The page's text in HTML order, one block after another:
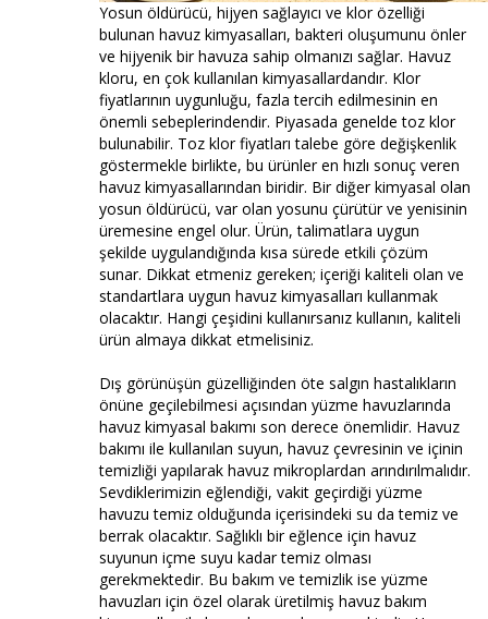
Yosun öldürücü, hijyen sağlayıcı ve klor özelliği
bulunan havuz kimyasalları, bakteri oluşumunu önler
ve hijyenik bir havuza sahip olmanızı sağlar. Havuz
kloru, en çok kullanılan kimyasallardandır. Klor
fiyatlarının uygunluğu, fazla tercih edilmesinin en
önemli sebeplerindendir. Piyasada genelde toz klor
bulunabilir. Toz klor fiyatları talebe göre değişkenlik
göstermekle birlikte, bu ürünler en hızlı sonuç veren
havuz kimyasallarından biridir. Bir diğer kimyasal olan
yosun öldürücü, var olan yosunu çürütür ve yenisinin
üremesine engel olur. Ürün, talimatlara uygun
şekilde uygulandığında kısa sürede etkili çözüm
sunar. Dikkat etmeniz gereken; içeriği kaliteli olan ve
standartlara uygun havuz kimyasalları kullanmak
olacaktır. Hangi çeşidini kullanırsanız kullanın, kaliteli
ürün almaya dikkat etmelisiniz.
Dış görünüşün güzelliğinden öte salgın hastalıkların
önüne geçilebilmesi açısından yüzme havuzlarında
havuz kimyasal bakımı son derece önemlidir. Havuz
bakımı ile kullanılan suyun, havuz çevresinin ve içinin
temizliği yapılarak havuz mikroplardan arındırılmalıdır.
Sevdiklerimizin eğlendiği, vakit geçirdiği yüzme
havuzu temiz olduğunda içerisindeki su da temiz ve
berrak olacaktır. Sağlıklı bir eğlence için havuz
suyunun içme suyu kadar temiz olması
gerekmektedir. Bu bakım ve temizlik ise yüzme
havuzları için özel olarak üretilmiş havuz bakım